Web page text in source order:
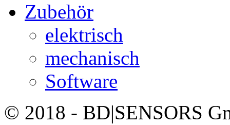
Zubehör
elektrisch
mechanisch
Software
© 2018 - BD|SENSORS